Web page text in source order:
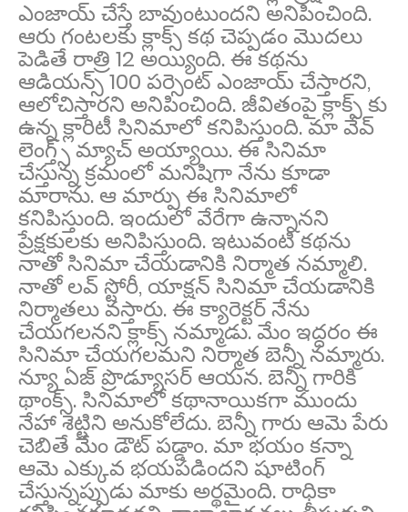
ఎంజాయ్ చేస్తే బావుంటుందని అనిపించింది.
ఆరు గంటలకు క్లాక్స్ కథ చెప్పడం మొదలు
పెడితే రాత్రి 12 అయ్యింది. ఈ కథను
ఆడియన్స్ 100 పర్సెంట్ ఎంజాయ్ చేస్తారని,
ఆలోచిస్తారని అనిపించింది. జీవితంపై క్లాక్స్ కు
ఉన్న క్లారిటీ సినిమాలో కనిపిస్తుంది. మా వేవ్
లెంగ్త్స్ మ్యాచ్ అయ్యాయి. ఈ సినిమా
చేస్తున్న క్రమంలో మనిషిగా నేను కూడా
మారాను. ఆ మార్పు ఈ సినిమాలో
కనిపిస్తుంది. ఇందులో వేరేగా ఉన్నానని
ప్రేక్షకులకు అనిపిస్తుంది. ఇటువంటి కథను
నాతో సినిమా చేయడానికి నిర్మాత నమ్మాలి.
నాతో లవ్ స్టోరీ, యాక్షన్ సినిమా చేయడానికి
నిర్మాతలు వస్తారు. ఈ క్యారెక్టర్ నేను
చేయగలనని క్లాక్స్ నమ్మాడు. మేం ఇద్దరం ఈ
సినిమా చేయగలమని నిర్మాత బెన్నీ నమ్మారు.
న్యూ ఏజ్ ప్రొడ్యూసర్ ఆయన. బెన్నీ గారికి
థాంక్స్. సినిమాలో కథానాయికగా ముందు
నేహా శెట్టిని అనుకోలేదు. బెన్నీ గారు ఆమె పేరు
చెబితే మేం డౌట్ పడ్డాం. మా భయం కన్నా
ఆమె ఎక్కువ భయపడిందని షూటింగ్
చేస్తున్నప్పుడు మాకు అర్థమైంది. రాధికా